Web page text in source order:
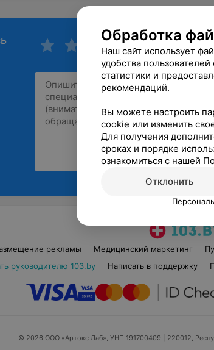
рекламы Медицинский маркетинг
руководителю 103.by
Написать в поддержку
© 2026 ООО «Артокс Лаб», УНП 191700409 | 220012,
Обработка
Наш сайт использует
удобства
статистики и
рекомендаций.
Вы можете настроить
cookie или изменить
Для получения
сроках и порядке
ознакомиться с нашей
Отклонить